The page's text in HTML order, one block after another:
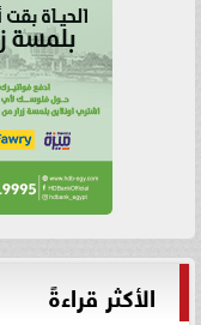
الأكثر قراءةً